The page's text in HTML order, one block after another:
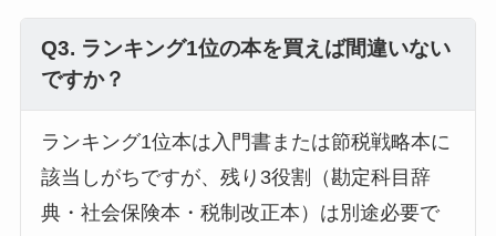
Q3. ランキング1位の本を買えば間違いない
ですか？
ランキング1位本は入門書または節税戦略本に
該当しがちですが、残り3役割（勘定科目辞
典・社会保険本・税制改正本）は別途必要で